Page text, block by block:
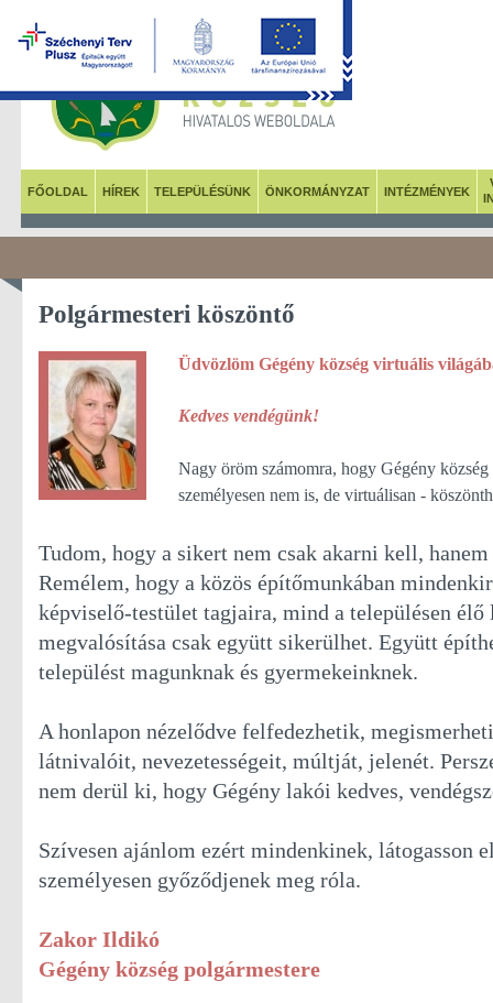
FŐOLDAL HÍREK TELEPÜLÉSÜNK ÖNKORMÁNYZAT INTÉZMÉNYEK
Polgármesteri köszöntő
Üdvözlöm Gégény község virtuális
Kedves vendégünk!
Nagy öröm számomra, hogy Gégény község
személyesen nem is, de virtuálisan -
Tudom, hogy a sikert nem csak akarni kell,
Remélem, hogy a közös építőmunkában
képviselő-testület tagjaira, mind a településen
megvalósítása csak együtt sikerülhet. Együtt
települést magunknak és gyermekeinknek.
A honlapon nézelődve felfedezhetik,
látnivalóit, nevezetességeit, múltját, jelenét.
nem derül ki, hogy Gégény lakói kedves,
Szívesen ajánlom ezért mindenkinek, látogasson
személyesen győződjenek meg róla.
Zakor Ildikó
Gégény község polgármestere